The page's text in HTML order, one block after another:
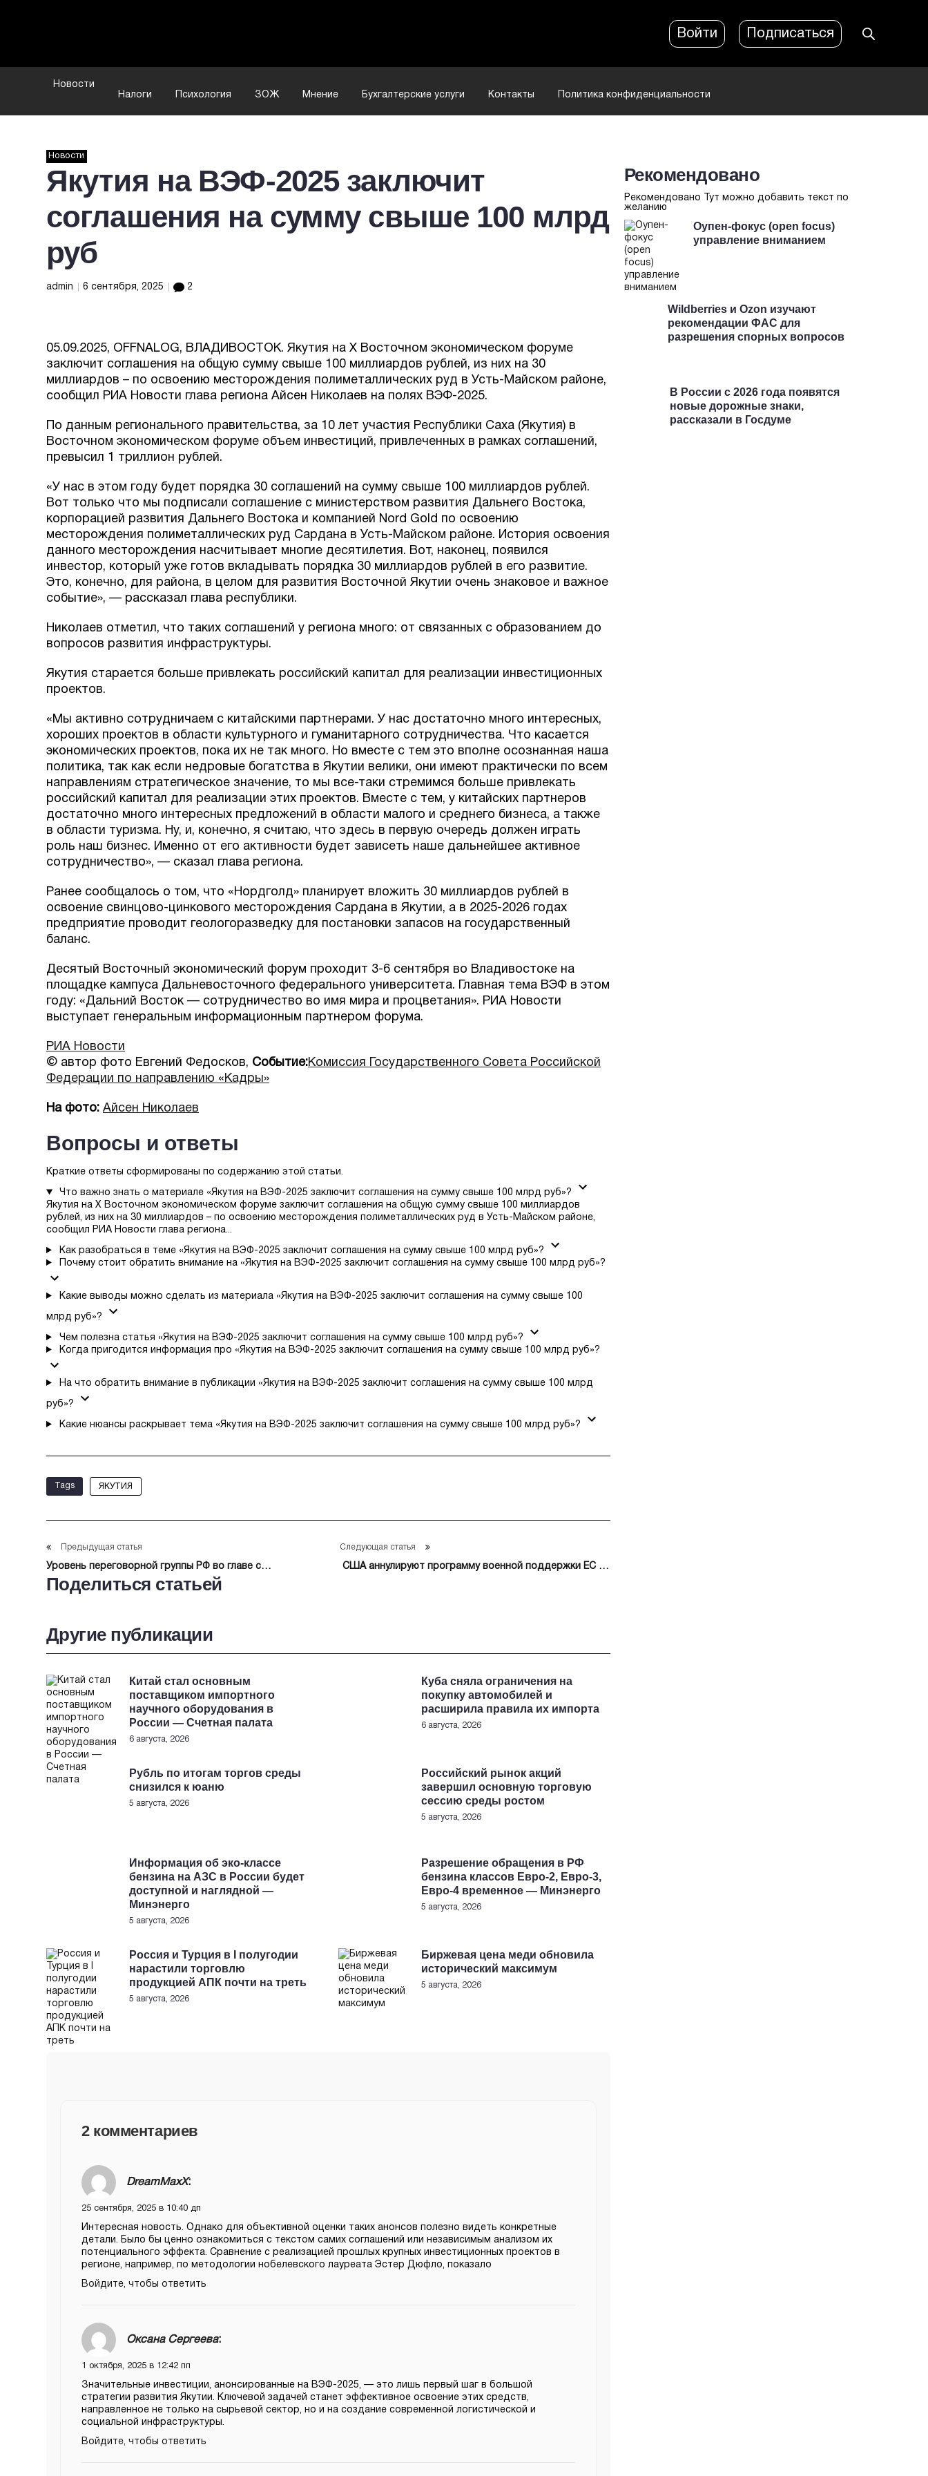
Войти Подписаться
Новости
Налоги
Психология ЗОЖ Мнение Бухгалтерские услуги Контакты Политика конфиденциальности
Новости
Якутия на ВЭФ-2025 заключит
соглашения на сумму свыше 100 млрд
руб
admin 6 сентября, 2025 2
05.09.2025, OFFNALOG, ВЛАДИВОСТОК. Якутия на X Восточном экономическом форуме
заключит соглашения на общую сумму свыше 100 миллиардов рублей, из них на 30
миллиардов – по освоению месторождения полиметаллических руд в Усть-Майском районе,
сообщил РИА Новости глава региона Айсен Николаев на полях ВЭФ-2025.
По данным регионального правительства, за 10 лет участия Республики Саха (Якутия) в
Восточном экономическом форуме объем инвестиций, привлеченных в рамках соглашений,
превысил 1 триллион рублей.
«У нас в этом году будет порядка 30 соглашений на сумму свыше 100 миллиардов рублей.
Вот только что мы подписали соглашение с министерством развития Дальнего Востока,
корпорацией развития Дальнего Востока и компанией Nord Gold по освоению
месторождения полиметаллических руд Сардана в Усть-Майском районе. История освоения
данного месторождения насчитывает многие десятилетия. Вот, наконец, появился
инвестор, который уже готов вкладывать порядка 30 миллиардов рублей в его развитие.
Это, конечно, для района, в целом для развития Восточной Якутии очень знаковое и важное
событие», — рассказал глава республики.
Николаев отметил, что таких соглашений у региона много: от связанных с образованием до
вопросов развития инфраструктуры.
Якутия старается больше привлекать российский капитал для реализации инвестиционных
проектов.
«Мы активно сотрудничаем с китайскими партнерами. У нас достаточно много интересных,
хороших проектов в области культурного и гуманитарного сотрудничества. Что касается
экономических проектов, пока их не так много. Но вместе с тем это вполне осознанная наша
политика, так как если недровые богатства в Якутии велики, они имеют практически по всем
направлениям стратегическое значение, то мы все-таки стремимся больше привлекать
российский капитал для реализации этих проектов. Вместе с тем, у китайских партнеров
достаточно много интересных предложений в области малого и среднего бизнеса, а также
в области туризма. Ну, и, конечно, я считаю, что здесь в первую очередь должен играть
роль наш бизнес. Именно от его активности будет зависеть наше дальнейшее активное
сотрудничество», — сказал глава региона.
Ранее сообщалось о том, что «Нордголд» планирует вложить 30 миллиардов рублей в
освоение свинцово-цинкового месторождения Сардана в Якутии, а в 2025-2026 годах
предприятие проводит геологоразведку для постановки запасов на государственный
баланс.
Десятый Восточный экономический форум проходит 3-6 сентября во Владивостоке на
площадке кампуса Дальневосточного федерального университета. Главная тема ВЭФ в этом
году: «Дальний Восток — сотрудничество во имя мира и процветания». РИА Новости
выступает генеральным информационным партнером форума.
РИА Новости
© автор фото Евгений Федосков, Событие:Комиссия Государственного Совета Российской
Федерации по направлению «Кадры»
На фото: Айсен Николаев
Вопросы и ответы
Краткие ответы сформированы по содержанию этой статьи.
Что важно знать о материале «Якутия на ВЭФ-2025 заключит соглашения на сумму свыше 100 млрд руб»?
Якутия на X Восточном экономическом форуме заключит соглашения на общую сумму свыше 100 миллиардов
рублей, из них на 30 миллиардов – по освоению месторождения полиметаллических руд в Усть-Майском районе,
сообщил РИА Новости глава региона...
Как разобраться в теме «Якутия на ВЭФ-2025 заключит соглашения на сумму свыше 100 млрд руб»?
Почему стоит обратить внимание на «Якутия на ВЭФ-2025 заключит соглашения на сумму свыше 100 млрд руб»?
Какие выводы можно сделать из материала «Якутия на ВЭФ-2025 заключит соглашения на сумму свыше 100
млрд руб»?
Чем полезна статья «Якутия на ВЭФ-2025 заключит соглашения на сумму свыше 100 млрд руб»?
Когда пригодится информация про «Якутия на ВЭФ-2025 заключит соглашения на сумму свыше 100 млрд руб»?
На что обратить внимание в публикации «Якутия на ВЭФ-2025 заключит соглашения на сумму свыше 100 млрд
руб»?
Какие нюансы раскрывает тема «Якутия на ВЭФ-2025 заключит соглашения на сумму свыше 100 млрд руб»?
Tags ЯКУТИЯ
Предыдущая статья
Уровень переговорной группы РФ во главе с
Мединским и сейчас достаточно высок — Песков
Следующая статья
США аннулируют программу военной поддержки ЕС со
Поделиться статьей
Другие публикации
Китай стал основным
поставщиком импортного
научного оборудования в
России — Счетная палата
6 августа, 2026
Куба сняла ограничения на
покупку автомобилей и
расширила правила их импорта
6 августа, 2026
Рубль по итогам торгов среды
снизился к юаню
5 августа, 2026
Российский рынок акций
завершил основную торговую
сессию среды ростом
5 августа, 2026
Информация об эко-классе
бензина на АЗС в России будет
доступной и наглядной —
Минэнерго
5 августа, 2026
Разрешение обращения в РФ
бензина классов Евро-2, Евро-3,
Евро-4 временное — Минэнерго
5 августа, 2026
Россия и Турция в I полугодии
нарастили торговлю
продукцией АПК почти на треть
5 августа, 2026
Биржевая цена меди обновила
исторический максимум
5 августа, 2026
2 комментариев
DreamMaxX:
25 сентября, 2025 в 10:40 дп
Интересная новость. Однако для объективной оценки таких анонсов полезно видеть конкретные
детали. Было бы ценно ознакомиться с текстом самих соглашений или независимым анализом их
потенциального эффекта. Сравнение с реализацией прошлых крупных инвестиционных проектов в
регионе, например, по методологии нобелевского лауреата Эстер Дюфло, показало
Войдите, чтобы ответить
Оксана Сергеева:
1 октября, 2025 в 12:42 пп
Значительные инвестиции, анонсированные на ВЭФ-2025, — это лишь первый шаг в большой
стратегии развития Якутии. Ключевой задачей станет эффективное освоение этих средств,
направленное не только на сырьевой сектор, но и на создание современной логистической и
социальной инфраструктуры.
Войдите, чтобы ответить
Рекомендовано
Рекомендовано Тут можно добавить текст по
желанию
Оупен-фокус (open focus)
управление вниманием
Wildberries и Ozon изучают
рекомендации ФАС для
разрешения спорных вопросов
В России с 2026 года появятся
новые дорожные знаки,
рассказали в Госдуме